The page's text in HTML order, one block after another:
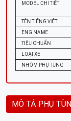
MODEL CHI TIẾT
TÊN TIẾNG VIỆT
ENG NAME
TIÊU CHUẨN
LOẠI XE
NHÓM PHỤ TÙNG
MÔ TẢ PHỤ